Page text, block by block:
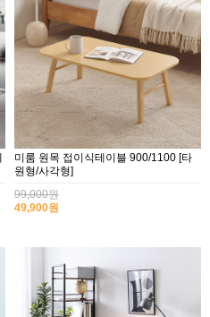
미룸 원목 접이식테이블 900/1100 [타
원형/사각형]
99,000원
49,900원